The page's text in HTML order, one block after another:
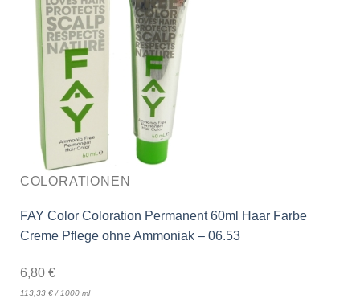
COLORATIONEN
FAY Color Coloration Permanent 60ml Haar Farbe
Creme Pflege ohne Ammoniak – 06.53
6,80 €
113,33 €/ 1000 ml